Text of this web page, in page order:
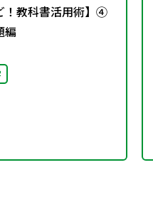
！教科書活用術】④
編